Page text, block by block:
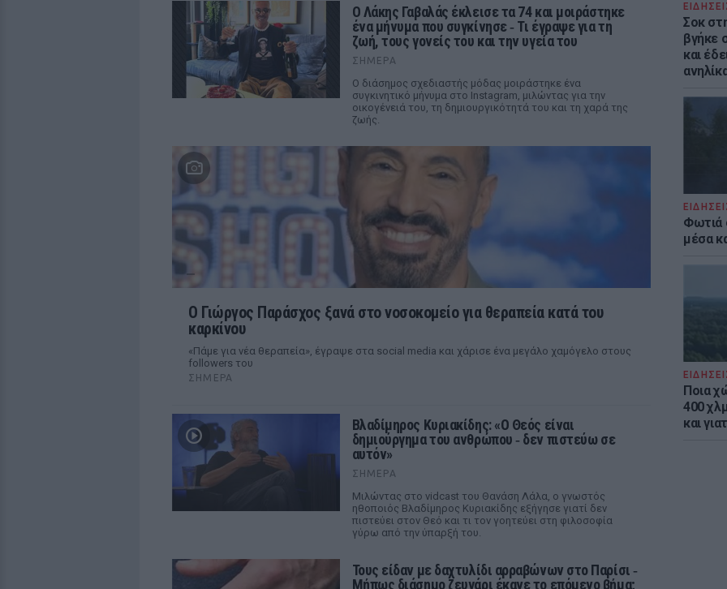
Σοκ
βγήκε
και
Φωτιά
μέσα
Ποια
400
και
Ο Λάκης Γαβαλάς έκλεισε τα 74 και μοιράστηκε
ένα μήνυμα που συγκίνησε ‑ Τι έγραψε για τη
ζωή, τους γονείς του και την υγεία του
ΣΉΜΕΡΑ
Ο διάσημος σχεδιαστής μόδας μοιράστηκε ένα
συγκινητικό μήνυμα στο Instagram, μιλώντας για την
οικογένειά του, τη δημιουργικότητά του και τη χαρά της
ζωής.
O Γιώργος Παράσχος ξανά στο νοσοκομείο για θεραπεία κατά του
καρκίνου
«Πάμε για νέα θεραπεία», έγραψε στα social media και χάρισε ένα μεγάλο χαμόγελο στους
followers του
ΣΉΜΕΡΑ
Βλαδίμηρος Κυριακίδης: «Ο Θεός είναι
δημιούργημα του ανθρώπου ‑ δεν πιστεύω σε
αυτόν»
ΣΉΜΕΡΑ
Μιλώντας στο vidcast του Θανάση Λάλα, ο γνωστός
ηθοποιός Βλαδίμηρος Κυριακίδης εξήγησε γιατί δεν
πιστεύει στον Θεό και τι τον γοητεύει στη φιλοσοφία
γύρω από την ύπαρξή του.
Τους είδαν με δαχτυλίδι αρραβώνων στο Παρίσι ‑
Μήπως διάσημο ζευγάρι έκανε το επόμενο βήμα;